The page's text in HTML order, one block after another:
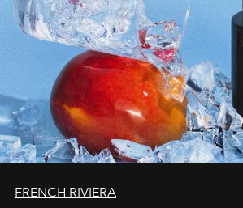
FRENCH RIVIERA